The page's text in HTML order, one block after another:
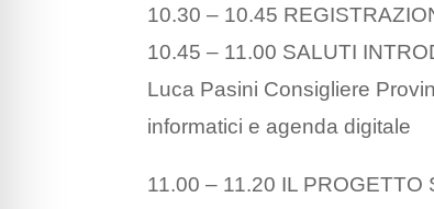
10.30 – 10.45
10.45 – 11.00 SALUTI
Luca Pasini Consigliere
informatici e agenda digitale
11.00 – 11.20 IL PROGETTO